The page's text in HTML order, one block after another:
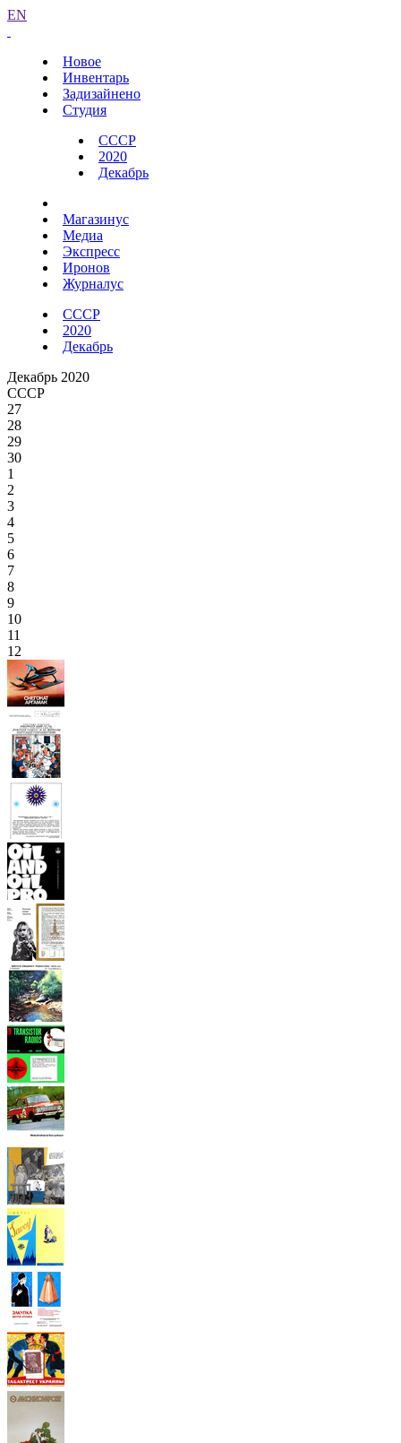
EN
Новое
Инвентарь
Задизайнено
Студия
СССР
2020
Декабрь
Магазинус
Медиа
Экспресс
Иронов
Журналус
СССР
2020
Декабрь
Декабрь 2020
СССР
27
28
29
30
1
2
3
4
5
6
7
8
9
10
11
12